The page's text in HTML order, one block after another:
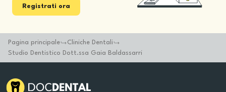
Registrati ora
Pagina principale
Cliniche Dentali
Studio Dentistico Dott.ssa Gaia Baldassarri